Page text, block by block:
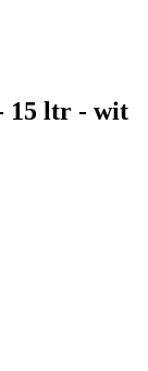
15 ltr - wit